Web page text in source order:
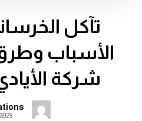
تآكل
الأسباب
شركة